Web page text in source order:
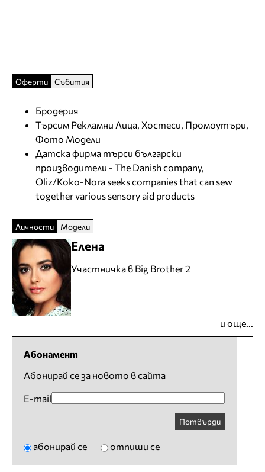
Оферти Събития
Бродерия
Търсим Рекламни Лица, Хостеси, Промоутъри,
Фото Модели
Датска фирма търси български
производители - The Danish company,
Oliz/Koko-Nora seeks companies that can sew
together various sensory aid products
Личности Модели
Елена
Участничка в Big Brother 2
и още...
Абонамент
Абонирай се за новото в сайта
E-mail
Потвърди
абонирай се отпиши се